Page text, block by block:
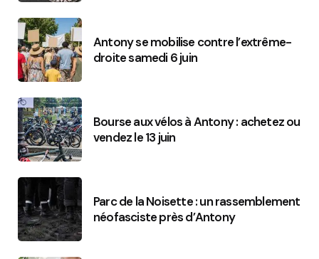
Antony se mobilise contre l’extrême-
droite samedi 6 juin
Bourse aux vélos à Antony : achetez ou
vendez le 13 juin
Parc de la Noisette : un rassemblement
néofasciste près d’Antony